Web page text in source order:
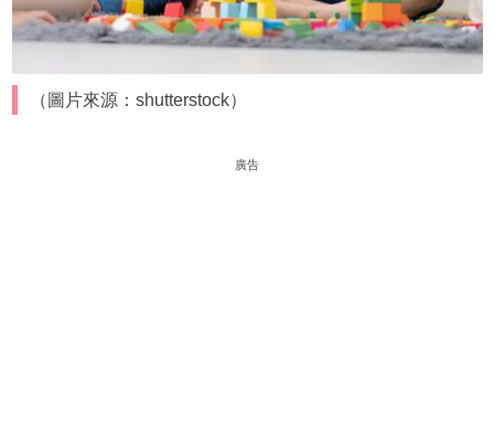
（圖片來源：shutterstock）
廣告